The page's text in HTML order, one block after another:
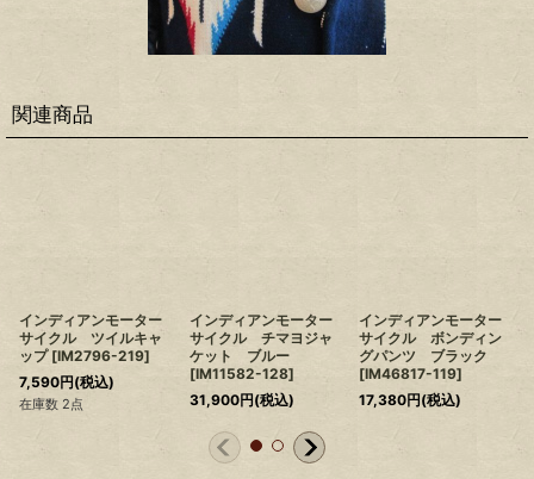
関連商品
インディアンモーター
サイクル ツイルキャ
ップ [IM2796-219]
7,590円(税込)
在庫数 2点
インディアンモーター
サイクル チマヨジャ
ケット ブルー
[IM11582-128]
31,900円(税込)
インディアンモーター
サイクル ボンディン
グパンツ ブラック
[IM46817-119]
17,380円(税込)